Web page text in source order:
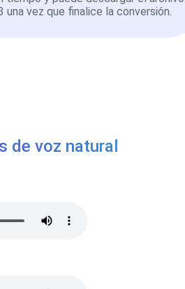
una vez que finalice la conversión.
de voz natural